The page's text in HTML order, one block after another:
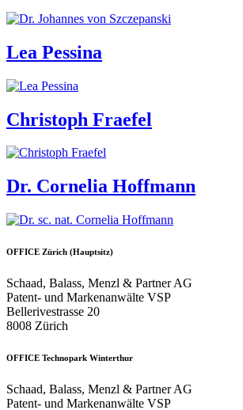
Lea Pessina
Christoph Fraefel
Dr. Cornelia Hoffmann
OFFICE Zürich (Hauptsitz)
Schaad, Balass, Menzl & Partner AG
Patent- und Markenanwälte VSP
Bellerivestrasse 20
8008 Zürich
OFFICE Technopark Winterthur
Schaad, Balass, Menzl & Partner AG
Patent- und Markenanwälte VSP